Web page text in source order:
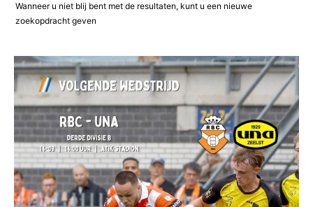
Wanneer u niet blij bent met de resultaten, kunt u een nieuwe
zoekopdracht geven